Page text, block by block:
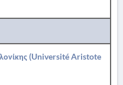
(Université Aristote